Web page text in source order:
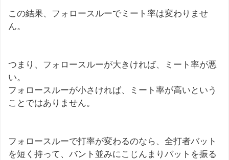
この結果、フォロースルーでミート率は変わりませ
ん。
つまり、フォロースルーが大きければ、ミート率が悪
い。
フォロースルーが小さければ、ミート率が高いという
ことではありません。
フォロースルーで打率が変わるのなら、全打者バット
を短く持って、バント並みにこじんまりバットを振る